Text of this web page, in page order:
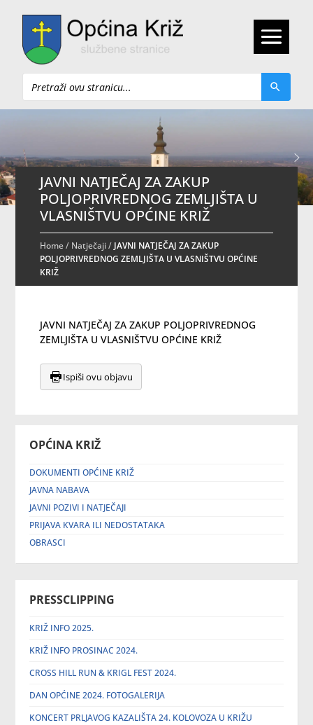
Pretraži
OPĆINA KRIŽ
DOKUMENTI OPĆINE KRIŽ
JAVNA NABAVA
JAVNI POZIVI I NATJEČAJI
PRIJAVA KVARA ILI NEDOSTATAKA
OBRASCI
PRESSCLIPPING
KRIŽ INFO 2025.
KRIŽ INFO PROSINAC 2024.
CROSS HILL RUN & KRIGL FEST 2024.
DAN OPĆINE 2024. FOTOGALERIJA
KONCERT PRLJAVOG KAZALIŠTA 24. KOLOVOZA U KRIŽU
JAVNI NATJEČAJ ZA ZAKUP
POLJOPRIVREDNOG ZEMLJIŠTA U
VLASNIŠTVU OPĆINE KRIŽ
Home/ Natječaji/ JAVNI NATJEČAJ ZA ZAKUP
POLJOPRIVREDNOG ZEMLJIŠTA U VLASNIŠTVU OPĆINE
KRIŽ
JAVNI NATJEČAJ ZA ZAKUP POLJOPRIVREDNOG
ZEMLJIŠTA U VLASNIŠTVU OPĆINE KRIŽ
Ispiši ovu objavu